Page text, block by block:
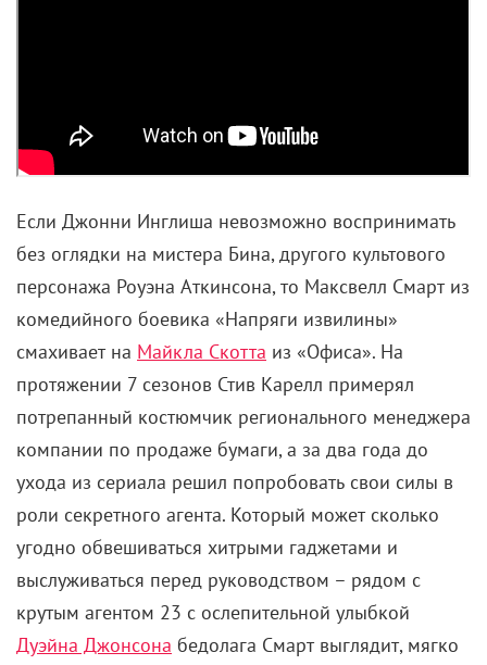
проблемы не решает. Черная Борода, которого
играет Тайка Вайтити, похожий на помесь Роба
Зомби с Псоем Короленко, и вовсе, судя по ряду
характерных признаков, страдает от биполярного
расстройства: постоянное чередование
маниакальных и депрессивных фаз у него налицо.
А еще на борту наличествуют геи и девушка, как
сильная и независимая .
В принципе, оно бы и ничего. При желании, да
умеючи можно было бы что-нибудь из этого
соорудить приемлемое. В конце концов, драмеди о
борьбе знаменитых пиратов с внутренними
демонами – идея, не лишенная завидного
потенциала. Только Тайка Вайтити и Дэвид
Дженкинс, увы, не стали потенциал развивать, и
сериал на протяжении вот уже 6 эпизодов